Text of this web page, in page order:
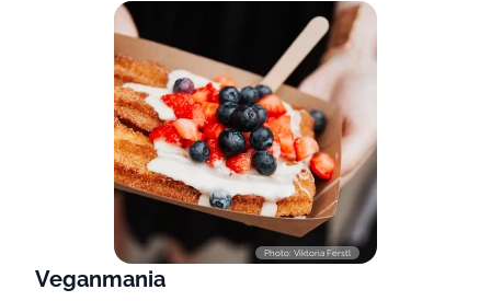
Photo: Viktoria Ferstl
Veganmania